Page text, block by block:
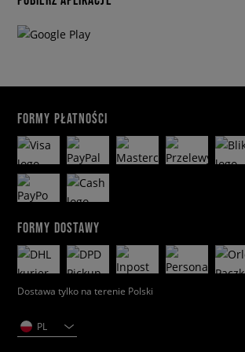
FORMY PŁATNOŚCI
FORMY DOSTAWY
Dostawa tylko na terenie Polski
PL